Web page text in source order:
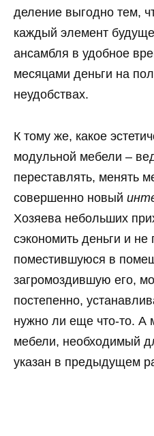
деление выгодно тем,
каждый элемент
ансамбля в удобное
месяцами деньги на
неудобствах.
К тому же, какое
модульной мебели –
переставлять, менять
совершенно новый
Хозяева небольших
сэкономить деньги и
поместившуюся в
загромоздившую его,
постепенно,
нужно ли еще что-то. А
мебели, необходимый
указан в предыдущем